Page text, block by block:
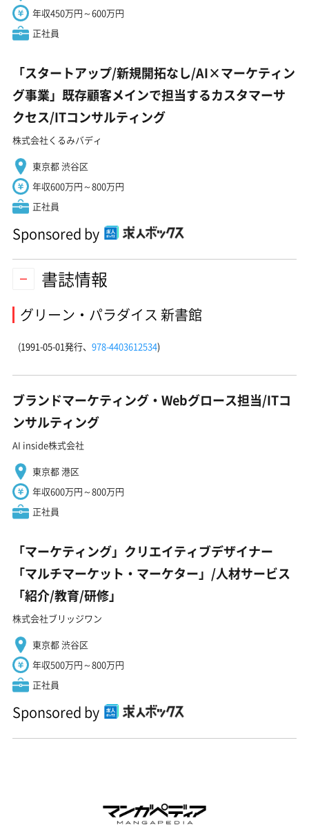
年収450万円～600万円
正社員
「スタートアップ/新規開拓なし/AI×マーケティン
グ事業」既存顧客メインで担当するカスタマーサ
クセス/ITコンサルティング
株式会社くるみバディ
東京都 渋谷区
年収600万円～800万円
正社員
Sponsored by
書誌情報
グリーン・パラダイス 新書館
(1991-05-01発行、 978-4403612534)
ブランドマーケティング・Webグロース担当/ITコ
ンサルティング
AI inside株式会社
東京都 港区
年収600万円～800万円
正社員
「マーケティング」クリエイティブデザイナー
「マルチマーケット・マーケター」/人材サービス
「紹介/教育/研修」
株式会社ブリッジワン
東京都 渋谷区
年収500万円～800万円
正社員
Sponsored by